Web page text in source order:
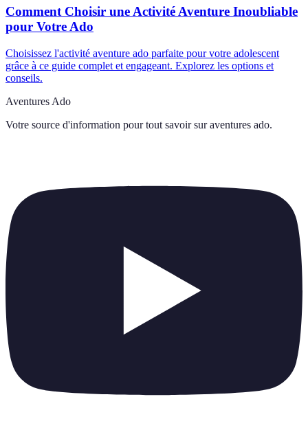
Comment Choisir une Activité Aventure Inoubliable
pour Votre Ado
Choisissez l'activité aventure ado parfaite pour votre adolescent
grâce à ce guide complet et engageant. Explorez les options et
conseils.
Aventures Ado
Votre source d'information pour tout savoir sur aventures ado.